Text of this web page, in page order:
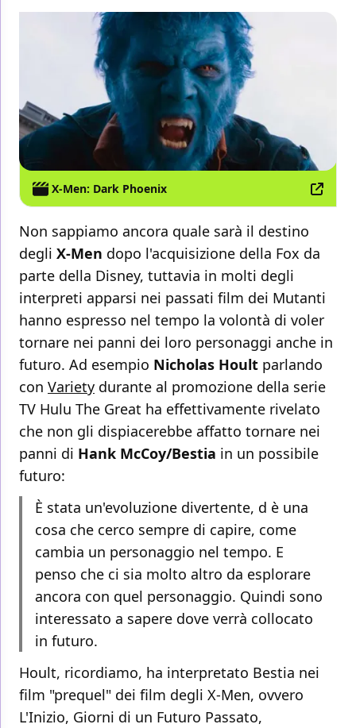
X-Men: Dark Phoenix
Non sappiamo ancora quale sarà il destino
degli X-Men dopo l'acquisizione della Fox da
parte della Disney, tuttavia in molti degli
interpreti apparsi nei passati film dei Mutanti
hanno espresso nel tempo la volontà di voler
tornare nei panni dei loro personaggi anche in
futuro. Ad esempio Nicholas Hoult parlando
con Variety durante al promozione della serie
TV Hulu The Great ha effettivamente rivelato
che non gli dispiacerebbe affatto tornare nei
panni di Hank McCoy/Bestia in un possibile
futuro:
È stata un'evoluzione divertente, d è una
cosa che cerco sempre di capire, come
cambia un personaggio nel tempo. E
penso che ci sia molto altro da esplorare
ancora con quel personaggio. Quindi sono
interessato a sapere dove verrà collocato
in futuro.
Hoult, ricordiamo, ha interpretato Bestia nei
film "prequel" dei film degli X-Men, ovvero
L'Inizio, Giorni di un Futuro Passato,